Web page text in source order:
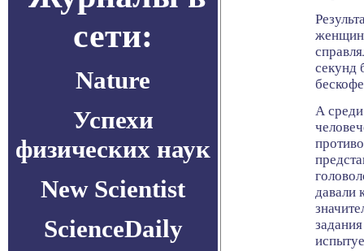
сети:
Nature
Успехи
физических наук
New Scientist
ScienceDaily
секунд
А
давали